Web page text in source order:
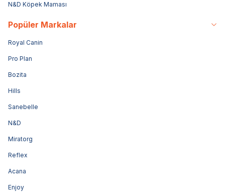
N&D Köpek Maması
Popüler Markalar
Royal Canin
Pro Plan
Bozita
Hills
Sanebelle
N&D
Miratorg
Reflex
Acana
Enjoy